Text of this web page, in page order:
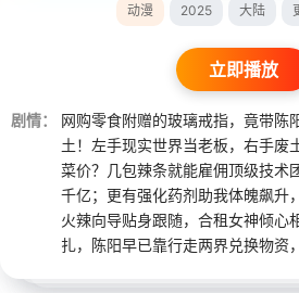
动漫 2025 大陆
立即播放
剧情：
网购零食附赠的玻璃戒指，竟带陈
土！左手现实世界当老板，右手废
菜价？几包辣条就能雇佣顶级技术
千亿；更有强化药剂助我体魄飙升
火辣向导贴身跟随，合租女神倾心
扎，陈阳早已靠行走两界兑换物资